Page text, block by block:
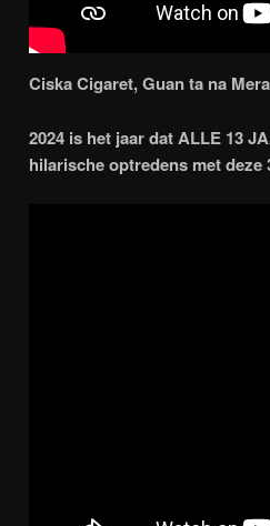
Ciska Cigaret, Guan ta na
2024 is het jaar dat ALLE 13
hilarische optredens met deze